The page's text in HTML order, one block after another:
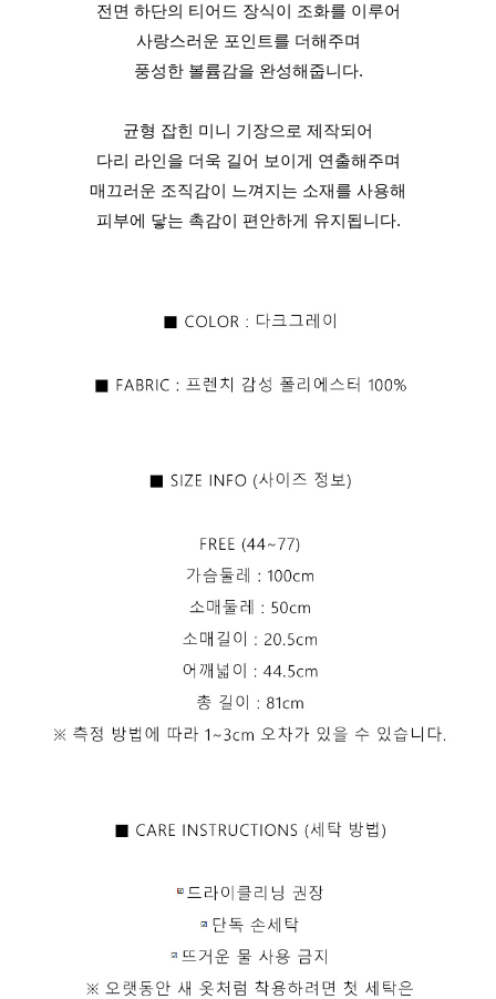
전면 하단의 티어드 장식이 조화를 이루어
사랑스러운 포인트를 더해주며
풍성한 볼륨감을 완성해줍니다.
균형 잡힌 미니 기장으로 제작되어
다리 라인을 더욱 길어 보이게 연출해주며
매끄러운 조직감이 느껴지는 소재를 사용해